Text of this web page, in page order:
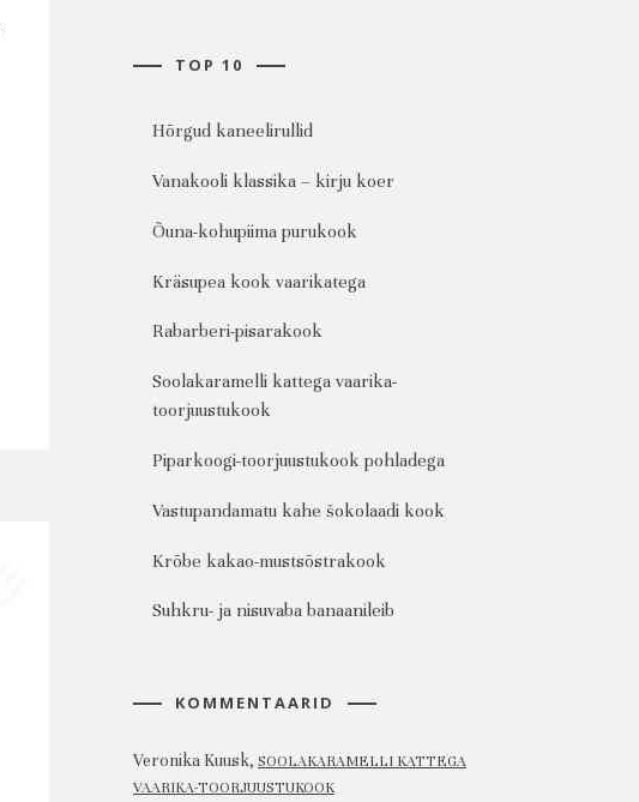
TOP 10
Hõrgud kaneelirullid
Vanakooli klassika – kirju koer
Õuna-kohupiima purukook
Kräsupea kook vaarikatega
Rabarberi-pisarakook
Soolakaramelli kattega vaarika-
toorjuustukook
Piparkoogi-toorjuustukook pohladega
Vastupandamatu kahe šokolaadi kook
Krõbe kakao-mustsõstrakook
Suhkru- ja nisuvaba banaanileib
KOMMENTAARID
Veronika Kuusk, SOOLAKARAMELLI KATTEGA
VAARIKA-TOORJUUSTUKOOK